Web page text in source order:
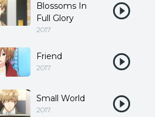
Blossoms In
Full Glory
2017
Friend
2017
Small World
2017